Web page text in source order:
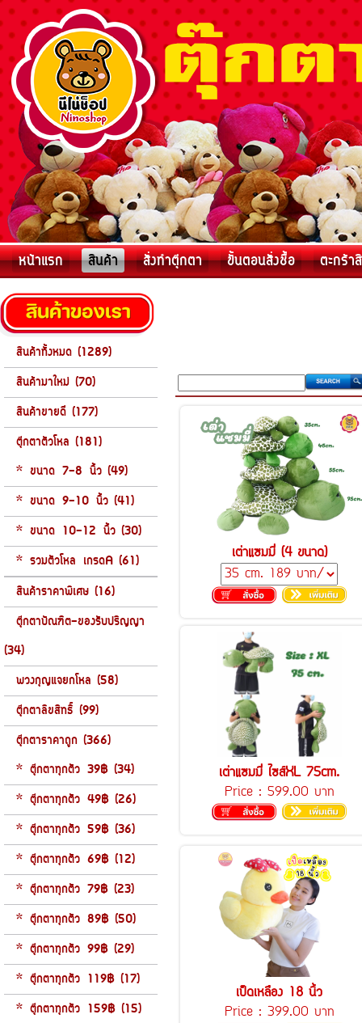
หน้าแรก สินค้า สั่งทำตุ๊กตา ขั้นตอนสั่งชื้อ ตะกร้า
สินค้าทั้งหมด (1289)
สินค้ามาใหม่ (70)
สินค้าขายดี (177)
ตุ๊กตาตัวโหล (181)
* ขนาด 7-8 นิ้ว (49)
* ขนาด 9-10 นิ้ว (41)
* ขนาด 10-12 นิ้ว (30)
* รวมตัวโหล เกรดA (61)
สินค้าราคาพิเศษ (16)
ตุ๊กตาบัณฑิต-ของรับปริญญา
(34)
พวงกุญแจยกโหล (58)
ตุ๊กตาลิขสิทธิ์ (99)
ตุ๊กตาราคาถูก (366)
* ตุ๊กตาทุกตัว 39฿ (34)
* ตุ๊กตาทุกตัว 49฿ (26)
* ตุ๊กตาทุกตัว 59฿ (36)
* ตุ๊กตาทุกตัว 69฿ (12)
* ตุ๊กตาทุกตัว 79฿ (23)
* ตุ๊กตาทุกตัว 89฿ (50)
* ตุ๊กตาทุกตัว 99฿ (29)
* ตุ๊กตาทุกตัว 119฿ (17)
* ตุ๊กตาทุกตัว 159฿ (15)
เต่าแซมมี่ (4 ขนาด)
เต่าแซมมี่ ไซส์XL 75cm.
Price : 599.00 บาท
เป็ดเหลือง 18 นิ้ว
Price : 399.00 บาท